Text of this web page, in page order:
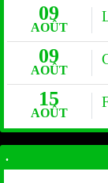
09
AOÛT
09
AOÛT
15
AOÛT
.